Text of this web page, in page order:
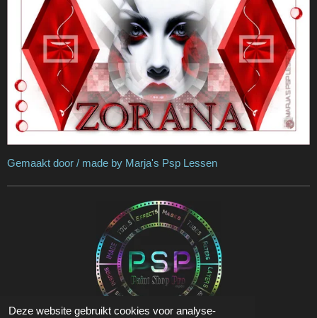
Deze website gebruikt cookies voor analyse-
Gemaakt door / made by Marja's Psp Lessen